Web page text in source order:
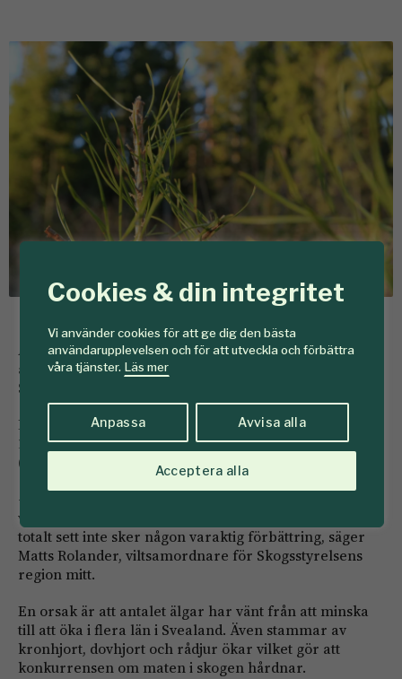
Cookies & din integritet
Vi använder cookies för att ge dig den bästa
användarupplevelsen och för att utveckla och förbättra
våra tjänster. Läs mer
Anpassa Avvisa alla
Acceptera alla
Andelen unga tallar med betesskador är 11 procent,
alltså långt från målet på 5 procent, skriver
Skogsstyrelsen i ett pressmeddelande.
De senaste decenniet har årsskadorna legat på mellan
10 och 13 procent i Svealand, visar Äbin
(älgbetesinventeringen).
– Det är bekymmersamt att det under så många år
varit stora årliga betesskador i Svealand och att det
totalt sett inte sker någon varaktig förbättring, säger
Matts Rolander, viltsamordnare för Skogsstyrelsens
region mitt.
En orsak är att antalet älgar har vänt från att minska
till att öka i flera län i Svealand. Även stammar av
kronhjort, dovhjort och rådjur ökar vilket gör att
konkurrensen om maten i skogen hårdnar.